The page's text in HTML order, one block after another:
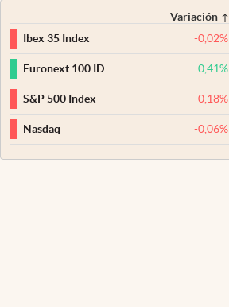
Variación
Ibex 35 Index
-0,02%
Euronext 100 ID 0,41%
S&P 500 Index -0,18%
Nasdaq -0,06%